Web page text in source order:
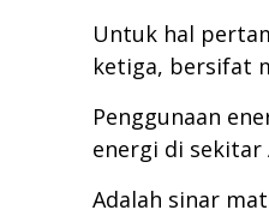
Untuk hal
ketiga, bersifat
Penggunaan
energi di
Adalah sinar